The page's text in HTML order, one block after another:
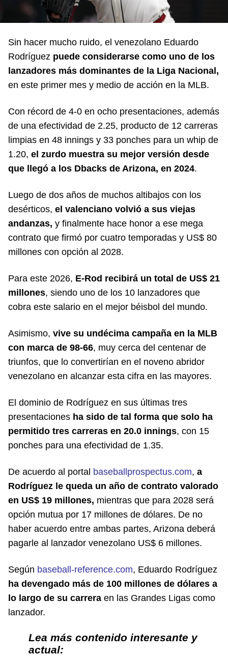
Sin hacer mucho ruido, el venezolano Eduardo
Rodríguez puede considerarse como uno de los
lanzadores más dominantes de la Liga Nacional,
en este primer mes y medio de acción en la MLB.
Con récord de 4-0 en ocho presentaciones, además
de una efectividad de 2.25, producto de 12 carreras
limpias en 48 innings y 33 ponches para un whip de
1.20, el zurdo muestra su mejor versión desde
que llegó a los Dbacks de Arizona, en 2024.
Luego de dos años de muchos altibajos con los
desérticos, el valenciano volvió a sus viejas
andanzas, y finalmente hace honor a ese mega
contrato que firmó por cuatro temporadas y US$ 80
millones con opción al 2028.
Para este 2026, E-Rod recibirá un total de US$ 21
millones, siendo uno de los 10 lanzadores que
cobra este salario en el mejor béisbol del mundo.
Asimismo, vive su undécima campaña en la MLB
con marca de 98-66, muy cerca del centenar de
triunfos, que lo convertirían en el noveno abridor
venezolano en alcanzar esta cifra en las mayores.
El dominio de Rodríguez en sus últimas tres
presentaciones ha sido de tal forma que solo ha
permitido tres carreras en 20.0 innings, con 15
ponches para una efectividad de 1.35.
De acuerdo al portal baseballprospectus.com, a
Rodríguez le queda un año de contrato valorado
en US$ 19 millones, mientras que para 2028 será
opción mutua por 17 millones de dólares. De no
haber acuerdo entre ambas partes, Arizona deberá
pagarle al lanzador venezolano US$ 6 millones.
Según baseball-reference.com, Eduardo Rodríguez
ha devengado más de 100 millones de dólares a
lo largo de su carrera en las Grandes Ligas como
lanzador.
Lea más contenido interesante y
actual: